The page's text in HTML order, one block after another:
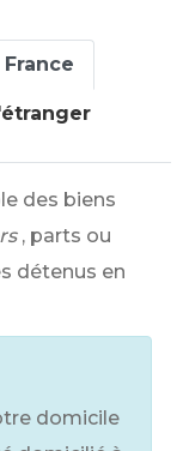
des biens
, parts ou
détenus en
domicile